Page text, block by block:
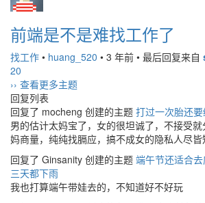
前端是不是难找工作了
找工作 • huang_520 • 3 年前 • 最后回复来自
20
›› 查看更多主题
回复列表
回复了 mocheng 创建的主题 打过一次胎还
男的估计太妈宝了，女的很坦诚了，不接受
妈商量，纯纯找膈应，搞不成女的隐私人尽皆
回复了 Ginsanity 创建的主题 端午节还适合
三天都下雨
我也打算端午带娃去的，不知道好不好玩